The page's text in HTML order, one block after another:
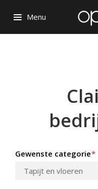
Menu
Gewenste categorie*